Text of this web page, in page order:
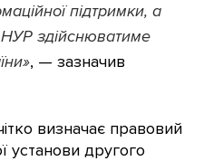
підтримки, а
НУР здійснюватиме
, — зазначив
визначає правовий
установи другого